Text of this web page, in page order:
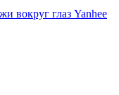
вокруг глаз Yanhee